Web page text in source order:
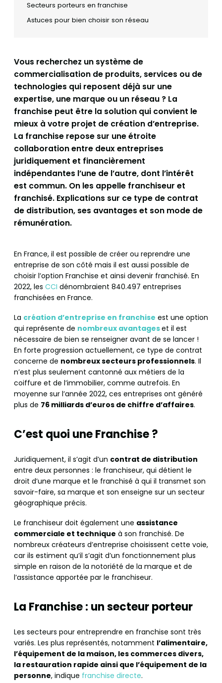
Secteurs porteurs en franchise
Astuces pour bien choisir son réseau
Vous recherchez un système de
commercialisation de produits, services ou de
technologies qui reposent déjà sur une
expertise, une marque ou un réseau ? La
franchise peut être la solution qui convient le
mieux à votre projet de création d’entreprise.
La franchise repose sur une étroite
collaboration entre deux entreprises
juridiquement et financièrement
indépendantes l’une de l’autre, dont l’intérêt
est commun. On les appelle franchiseur et
franchisé. Explications sur ce type de contrat
de distribution, ses avantages et son mode de
rémunération.
En France, il est possible de créer ou reprendre une
entreprise de son côté mais il est aussi possible de
choisir l’option Franchise et ainsi devenir franchisé. En
2022, les CCI dénombraient 840.497 entreprises
franchisées en France.
La création d’entreprise en franchise est une option
qui représente de nombreux avantageset il est
nécessaire de bien se renseigner avant de se lancer !
En forte progression actuellement, ce type de contrat
concerne de nombreux secteurs professionnels. Il
n’est plus seulement cantonné aux métiers de la
coiffure et de l’immobilier, comme autrefois. En
moyenne sur l’année 2022, ces entreprises ont généré
plus de 76 milliards d’euros de chiffre d’affaires.
C’est quoi une Franchise ?
Juridiquement, il s’agit d’un contrat de distribution
entre deux personnes : le franchiseur, qui détient le
droit d’une marque et le franchisé à qui il transmet son
savoir-faire, sa marque et son enseigne sur un secteur
géographique précis.
Le franchiseur doit également une assistance
commerciale et technique à son franchisé. De
nombreux créateurs d’entreprise choisissent cette voie,
car ils estiment qu’il s’agit d’un fonctionnement plus
simple en raison de la notoriété de la marque et de
l’assistance apportée par le franchiseur.
La Franchise : un secteur porteur
Les secteurs pour entreprendre en franchise sont très
variés. Les plus représentés, notamment l’alimentaire,
l’équipement de la maison, les commerces divers,
la restauration rapide ainsi que l’équipement de la
personne, indique franchise directe.